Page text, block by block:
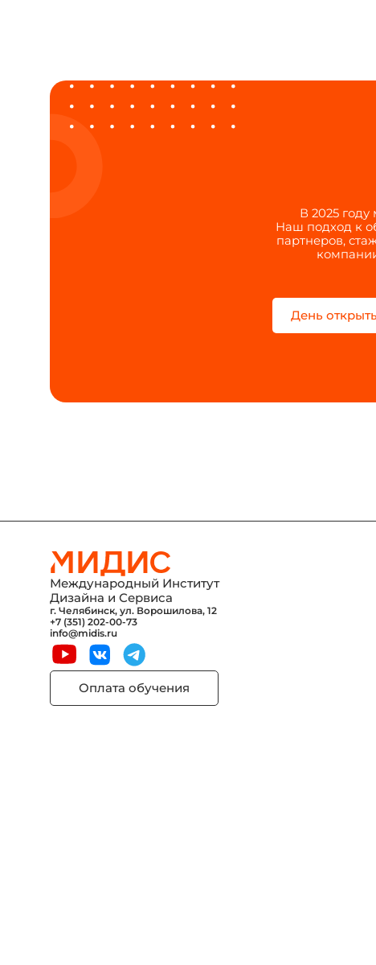
В 2025
Наш подход к
партнеров,
День
Международный Институт
Дизайна и Сервиса
г. Челябинск, ул. Ворошилова, 12
+7 (351) 202-00-73
info@midis.ru
Оплата обучения